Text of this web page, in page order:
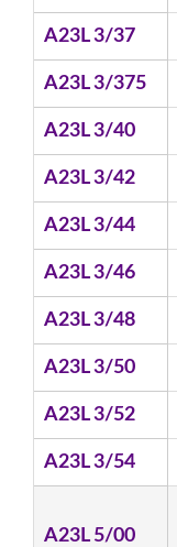
A23L 3/37
A23L 3/375
A23L 3/40
A23L 3/42
A23L 3/44
A23L 3/46
A23L 3/48
A23L 3/50
A23L 3/52
A23L 3/54
A23L 5/00